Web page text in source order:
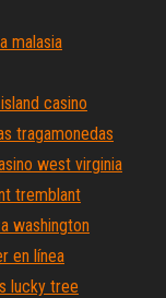
malasia
casino
tragamonedas
west virginia
tremblant
washington
en línea
lucky tree